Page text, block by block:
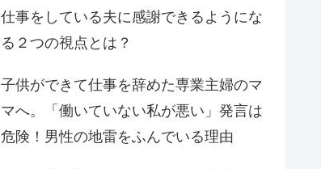
仕事をしている夫に感謝できるようにな
る２つの視点とは？
子供ができて仕事を辞めた専業主婦のマ
マへ。「働いていない私が悪い」発言は
危険！男性の地雷をふんでいる理由